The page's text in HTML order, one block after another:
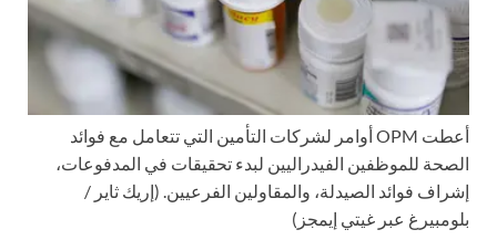
أعطت OPM أوامر لشركات التأمين التي تتعامل مع فوائد
الصحة للموظفين الفيدراليين لبدء تحقيقات في المدفوعات،
إشراف فوائد الصيدلة، والمقاولين الفرعيين. (إريك ثاير /
بلومبيرغ عبر غيتي إيمجز)